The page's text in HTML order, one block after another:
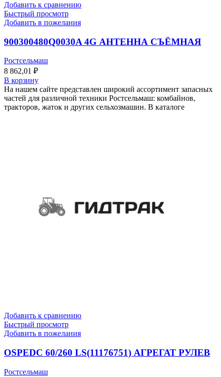
Добавить к сравнению
Быстрый просмотр
Добавить в пожелания
900300480Q0030A 4G АНТЕННА СЪЁМНАЯ
Ростсельмаш
8 862,01 ₽
В корзину
На нашем сайте представлен широкий ассортимент запасных
частей для различной техники Ростсельмаш: комбайнов,
тракторов, жаток и других сельхозмашин. В каталоге
Добавить к сравнению
Быстрый просмотр
Добавить в пожелания
OSPEDC 60/260 LS(11176751) АГРЕГАТ РУЛЕВ
Ростсельмаш